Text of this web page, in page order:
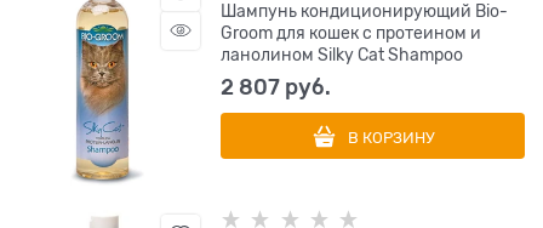
Шампунь кондиционирующий Bio-
Groom для кошек с протеином и
ланолином Silky Cat Shampoo
2 807 руб.
В КОРЗИНУ